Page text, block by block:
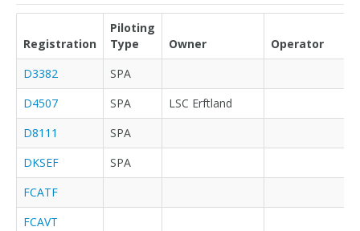
Registration
Piloting
Type
Owner
Operator
D3382
SPA
D4507
SPA
LSC Erftland
D8111
SPA
DKSEF
SPA
FCATF
FCAVT